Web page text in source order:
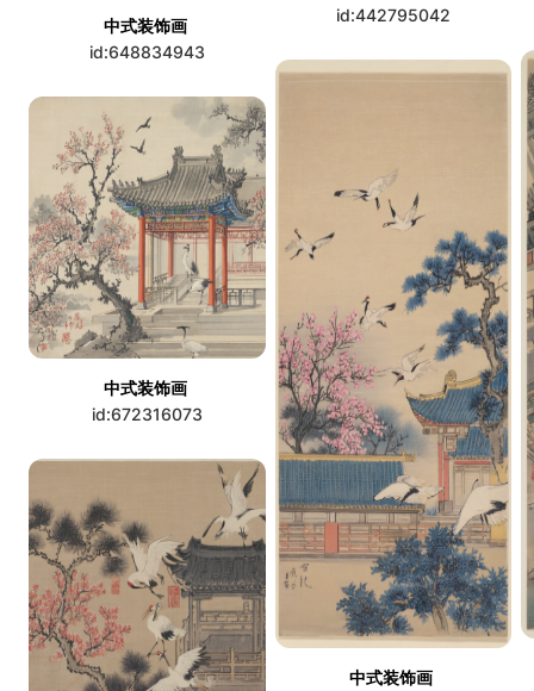
id:442795042
中式装饰画
id:648834943
中式装饰画
中式装饰画
id:672316073